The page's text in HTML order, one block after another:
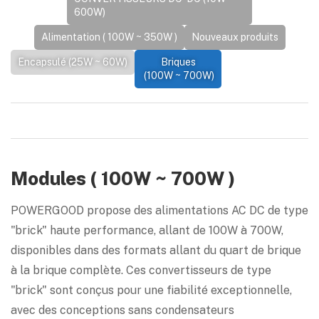
600W)
Alimentation ( 100W ~ 350W ) Nouveaux produits
Encapsulé (25W ~ 60W)
Briques
(100W ~ 700W)
Modules ( 100W ~ 700W )
POWERGOOD propose des alimentations AC DC de type
"brick" haute performance, allant de 100W à 700W,
disponibles dans des formats allant du quart de brique
à la brique complète. Ces convertisseurs de type
"brick" sont conçus pour une fiabilité exceptionnelle,
avec des conceptions sans condensateurs